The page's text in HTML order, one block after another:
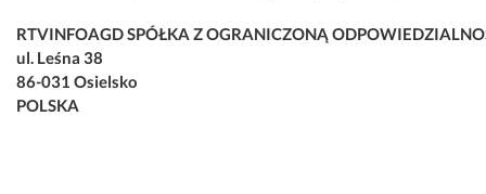
RTVINFOAGD SPÓŁKA Z OGRANICZONĄ
ul. Leśna 38
86-031 Osielsko
POLSKA